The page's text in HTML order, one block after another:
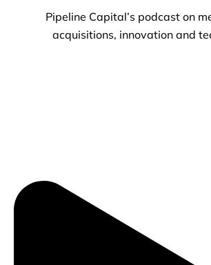
Pipeline Capital’s podcast on
acquisitions, innovation and